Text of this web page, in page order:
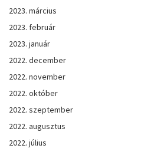
2023. március
2023. február
2023. január
2022. december
2022. november
2022. október
2022. szeptember
2022. augusztus
2022. július